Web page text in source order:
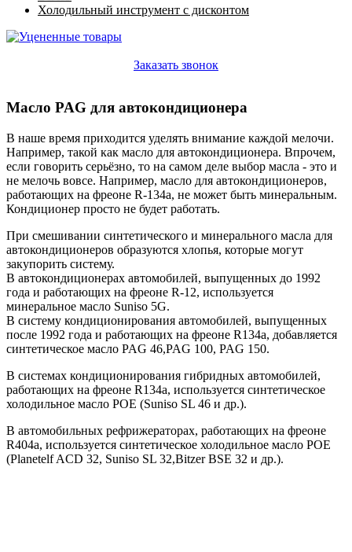
Холодильный инструмент с дисконтом
Заказать звонок
Масло PAG для автокондиционера
В наше время приходится уделять внимание каждой мелочи.
Например, такой как масло для автокондиционера. Впрочем,
если говорить серьёзно, то на самом деле выбор масла - это и
не мелочь вовсе. Например, масло для автокондиционеров,
работающих на фреоне R-134а, не может быть минеральным.
Кондиционер просто не будет работать.
При смешивании синтетического и минерального масла для
автокондиционеров образуются хлопья, которые могут
закупорить систему.
В автокондиционерах автомобилей, выпущенных до 1992
года и работающих на фреоне R-12, используется
минеральное масло Suniso 5G.
В систему кондиционирования автомобилей, выпущенных
после 1992 года и работающих на фреоне R134а, добавляется
синтетическое масло PAG 46,PAG 100, PAG 150.
В системах кондиционирования гибридных автомобилей,
работающих на фреоне R134а, используется синтетическое
холодильное масло POE (Suniso SL 46 и др.).
В автомобильных рефрижераторах, работающих на фреоне
R404а, используется синтетическое холодильное масло POE
(Planetelf ACD 32, Suniso SL 32,Bitzer BSE 32 и др.).